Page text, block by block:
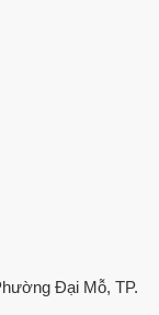
Đại Mỗ, TP.